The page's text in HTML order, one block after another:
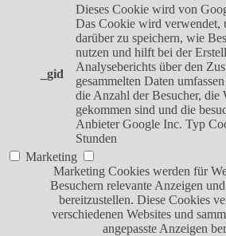
_gid
Dieses Cookie wird von
Das Cookie wird verwendet,
darüber zu speichern, wie
nutzen und hilft bei der
Analyseberichts über den
gesammelten Daten
die Anzahl der Besucher, die
gekommen sind und die
Anbieter Google Inc. Typ
Stunden
Marketing
Marketing Cookies werden für
Besuchern relevante Anzeigen
bereitzustellen. Diese Cookies
verschiedenen Websites und
angepasste Anzeigen